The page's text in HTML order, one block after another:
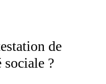
de
sociale ?